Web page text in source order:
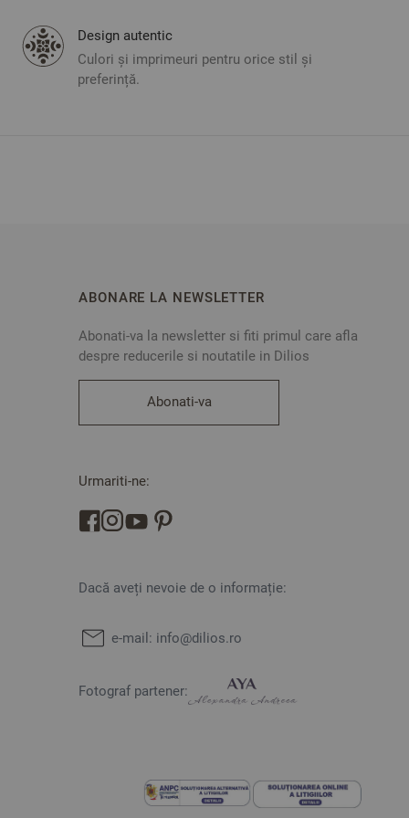
Design autentic
Culori și imprimeuri pentru orice stil și
preferință.
ABONARE LA NEWSLETTER
Abonati-va la newsletter si fiti primul care afla
despre reducerile si noutatile in Dilios
Abonati-va
Urmariti-ne:
Dacă aveți nevoie de o informație:
e-mail: info@dilios.ro
Fotograf partener: